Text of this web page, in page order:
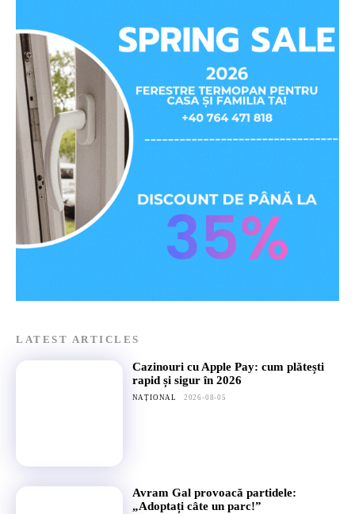
LATEST ARTICLES
Cazinouri cu Apple Pay: cum plătești
rapid și sigur în 2026
NAȚIONAL 2026-08-05
Avram Gal provoacă partidele:
„Adoptați câte un parc!”